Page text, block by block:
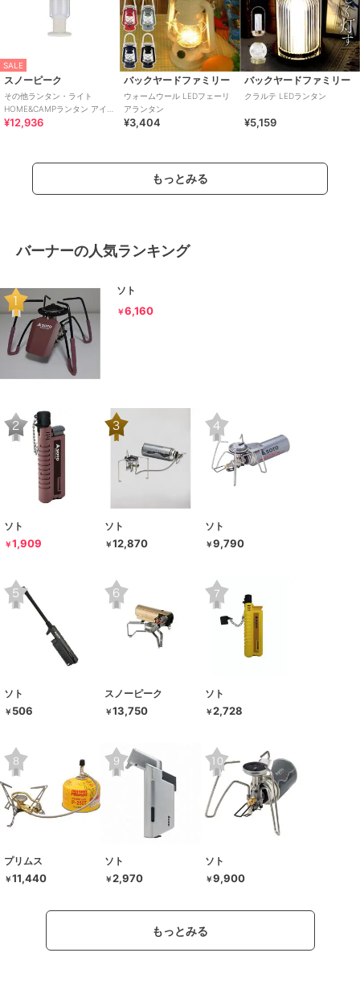
SALE
スノーピーク
その他ランタン・ライト
HOME&CAMPランタン アイボ
リー
¥12,936
バックヤードファミリー
ウォームウール LEDフェーリ
アランタン
¥3,404
バックヤードファミリー
クラルテ LEDランタン
¥5,159
もっとみる
バーナーの人気ランキング
ソト
￥6,160
ソト
￥1,909
ソト
￥12,870
ソト
￥9,790
ソト
￥ 506
スノーピーク
￥13,750
ソト
￥2,728
プリムス
￥11,440
ソト
￥2,970
ソト
￥9,900
もっとみる